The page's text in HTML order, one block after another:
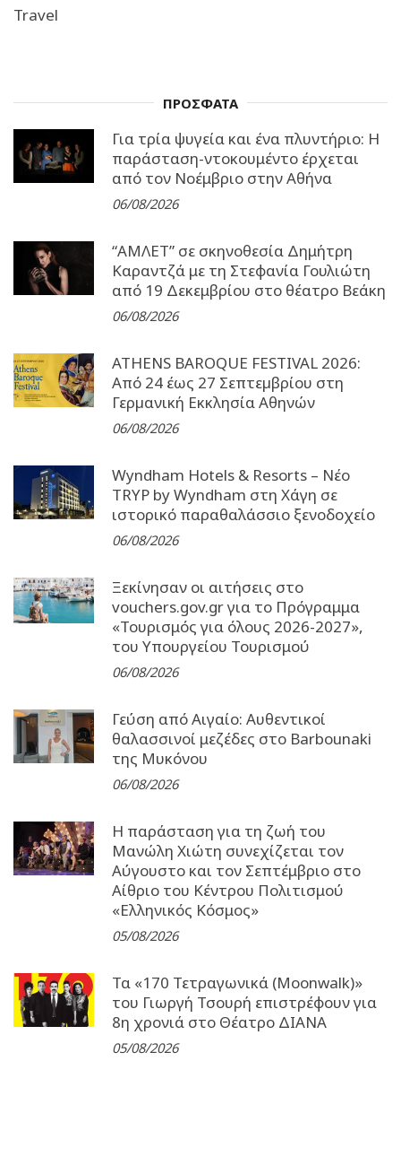
Travel
ΠΡΟΣΦΑΤΑ
Για τρία ψυγεία και ένα πλυντήριο: Η
παράσταση-ντοκουμέντο έρχεται
από τον Νοέμβριο στην Αθήνα
06/08/2026
“ΑΜΛΕΤ” σε σκηνοθεσία Δημήτρη
Καραντζά με τη Στεφανία Γουλιώτη
από 19 Δεκεμβρίου στο θέατρο Βεάκη
06/08/2026
ATHENS BAROQUE FESTIVAL 2026:
Από 24 έως 27 Σεπτεµβρίου στη
Γερµανική Εκκλησία Αθηνών
06/08/2026
Wyndham Hotels & Resorts – Νέο
TRYP by Wyndham στη Χάγη σε
ιστορικό παραθαλάσσιο ξενοδοχείο
06/08/2026
Ξεκίνησαν οι αιτήσεις στο
vouchers.gov.gr για το Πρόγραμμα
«Τουρισμός για όλους 2026-2027»,
του Υπουργείου Τουρισμού
06/08/2026
Γεύση από Αιγαίο: Αυθεντικοί
θαλασσινοί μεζέδες στο Barbounaki
της Μυκόνου
06/08/2026
Η παράσταση για τη ζωή του
Μανώλη Χιώτη συνεχίζεται τον
Αύγουστο και τον Σεπτέμβριο στο
Αίθριο του Κέντρου Πολιτισμού
«Ελληνικός Κόσμος»
05/08/2026
Τα «170 Τετραγωνικά (Moonwalk)»
του Γιωργή Τσουρή επιστρέφουν για
8η χρονιά στο Θέατρο ΔΙΑΝΑ
05/08/2026